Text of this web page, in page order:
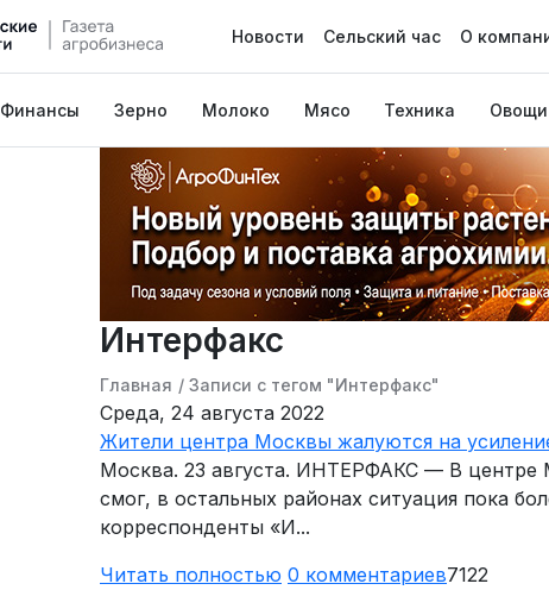
Новости Сельский час О
Финансы Зерно Молоко Мясо Техника Овощи
Интерфакс
Главная / Записи с тегом "Интерфакс"
Среда, 24 августа 2022
Жители центра Москвы жалуются на
Москва. 23 августа. ИНТЕРФАКС — В центре
смог, в остальных районах ситуация пока
корреспонденты «И...
Читать полностью 0 комментариев7122